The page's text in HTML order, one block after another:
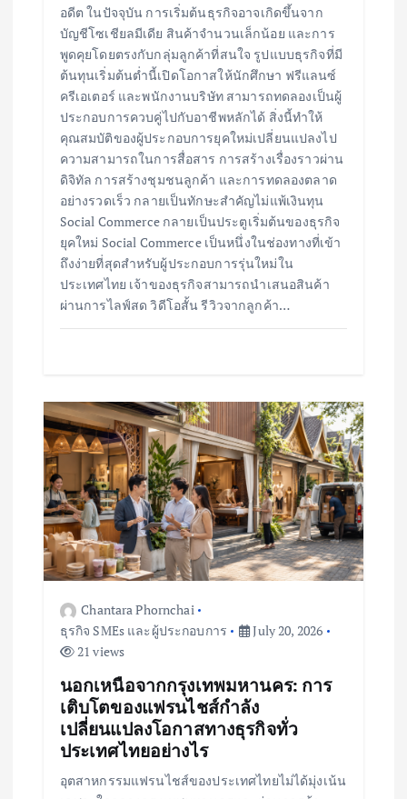
อดีต ในปัจจุบัน การเริ่มต้นธุรกิจอาจเกิดขึ้นจาก
บัญชีโซเชียลมีเดีย สินค้าจำนวนเล็กน้อย และการ
พูดคุยโดยตรงกับกลุ่มลูกค้าที่สนใจ รูปแบบธุรกิจที่มี
ต้นทุนเริ่มต้นต่ำนี้เปิดโอกาสให้นักศึกษา ฟรีแลนซ์
ครีเอเตอร์ และพนักงานบริษัท สามารถทดลองเป็นผู้
ประกอบการควบคู่ไปกับอาชีพหลักได้ สิ่งนี้ทำให้
คุณสมบัติของผู้ประกอบการยุคใหม่เปลี่ยนแปลงไป
ความสามารถในการสื่อสาร การสร้างเรื่องราวผ่าน
ดิจิทัล การสร้างชุมชนลูกค้า และการทดลองตลาด
อย่างรวดเร็ว กลายเป็นทักษะสำคัญไม่แพ้เงินทุน
Social Commerce กลายเป็นประตูเริ่มต้นของธุรกิจ
ยุคใหม่ Social Commerce เป็นหนึ่งในช่องทางที่เข้า
ถึงง่ายที่สุดสำหรับผู้ประกอบการรุ่นใหม่ใน
ประเทศไทย เจ้าของธุรกิจสามารถนำเสนอสินค้า
ผ่านการไลฟ์สด วิดีโอสั้น รีวิวจากลูกค้า…
Chantara Phornchai
ธุรกิจ SMEs และผู้ประกอบการ
July 20, 2026
21 views
นอกเหนือจากกรุงเทพมหานคร: การ
เติบโตของแฟรนไชส์กำลัง
เปลี่ยนแปลงโอกาสทางธุรกิจทั่ว
ประเทศไทยอย่างไร
อุตสาหกรรมแฟรนไชส์ของประเทศไทยไม่ได้มุ่งเน้น